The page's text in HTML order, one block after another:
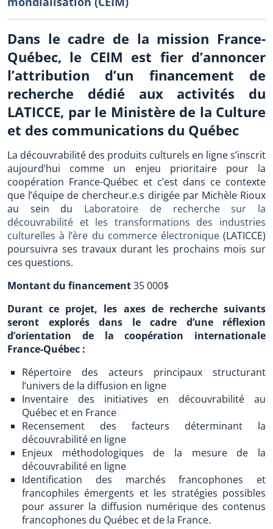
Dans le cadre de la mission France-
Québec, le CEIM est fier d’annoncer
l’attribution d’un financement de
recherche dédié aux activités du
LATICCE, par le Ministère de la Culture
et des communications du Québec
La découvrabilité des produits culturels en ligne s’inscrit
aujourd’hui comme un enjeu prioritaire pour la
coopération France-Québec et c’est dans ce contexte
que l’équipe de chercheur.e.s dirigée par Michèle Rioux
au sein du Laboratoire de recherche sur la
découvrabilité et les transformations des industries
culturelles à l’ère du commerce électronique(LATICCE)
poursuivra ses travaux durant les prochains mois sur
ces questions.
Montant du financement35 000$
Durant ce projet, les axes de recherche suivants
seront explorés dans le cadre d’une réflexion
d’orientation de la coopération internationale
France-Québec :
Répertoire des acteurs principaux structurant
l’univers de la diffusion en ligne
Inventaire des initiatives en découvrabilité au
Québec et en France
Recensement des facteurs déterminant la
découvrabilité en ligne
Enjeux méthodologiques de la mesure de la
découvrabilité en ligne
Identification des marchés francophones et
francophiles émergents et les stratégies possibles
pour assurer la diffusion numérique des contenus
francophones du Québec et de la France.